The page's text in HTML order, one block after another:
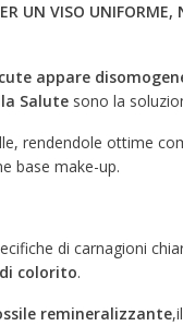
UN VISO UNIFORME,
appare
Salutesono la
rendendole ottime
base make-up.
di carnagioni
colorito.
remineralizzante,il